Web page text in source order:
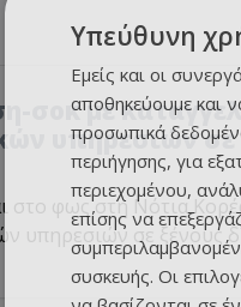
σοκ με
υπηρεσιών σε
στο φως στη Νότια
υπηρεσιών σε ξένους
Υπεύθυνη
Εμείς και οι
αποθηκεύουμε και
προσωπικά
περιήγησης, για
περιεχομένου,
επίσης να
συσκευής. Οι